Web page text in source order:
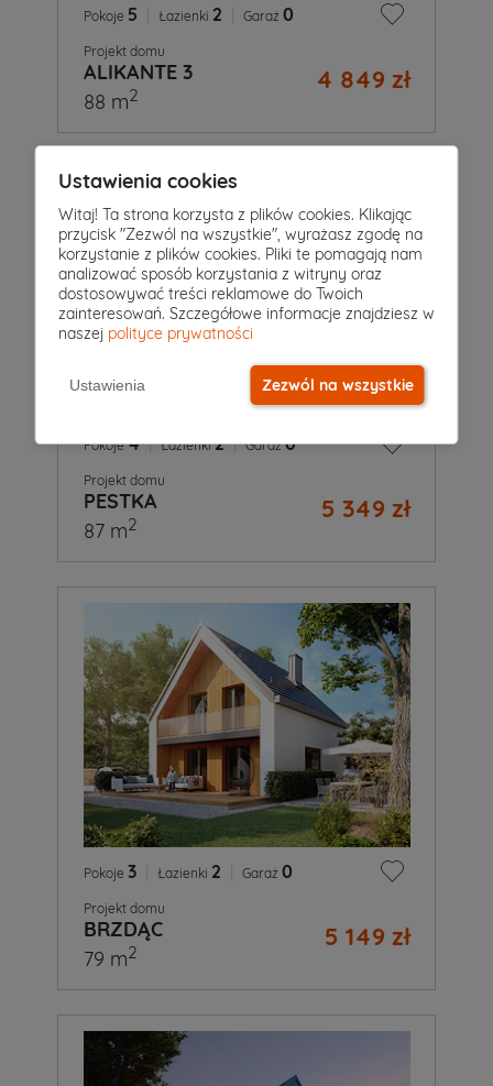
Pokoje 5 Łazienki 2 Garaż 0
Projekt domu
ALIKANTE 3 4 849 zł
88 m2
Pokoje4 | Łazienki2 | Garaż0
Projekt domu
PESTKA 5 349 zł
87 m2
Pokoje 3 Łazienki 2 Garaż 0
Projekt domu
BRZDĄC 5 149 zł
79 m2
Ustawienia cookies
Witaj! Ta strona korzysta z plików cookies. Klikając
przycisk "Zezwól na wszystkie", wyrażasz zgodę na
korzystanie z plików cookies. Pliki te pomagają nam
analizować sposób korzystania z witryny oraz
dostosowywać treści reklamowe do Twoich
zainteresowań. Szczegółowe informacje znajdziesz w
naszej polityce prywatności
Ustawienia Zezwól na wszystkie